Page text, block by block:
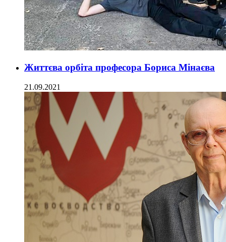
Життєва орбіта професора Бориса Мінаєва
21.09.2021